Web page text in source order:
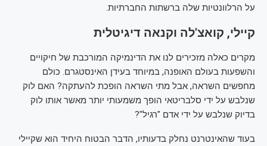
על הרלוונטיות שלה ברשתות החברתיות.
קיילי, קואצ'לה וקנאה דיגיטלית
מקרים כאלה מזכירים לנו את הדינמיקה המורכבת של חיקויים
והשפעות בעולם האופנה, במיוחד בעידן האינסטגרם. כולם
מחפשים השראה, אבל מתי השראה הופכת להעתקה? האם לוק
שנלבש על ידי סלבריטאי הופך משמעותי יותר מאשר אותו לוק
בדיוק שנלבש על ידי אדם "רגיל"?
בעוד שהאינטרנט נחלק בדעותיו, הדבר הבטוח היחיד הוא שקיילי